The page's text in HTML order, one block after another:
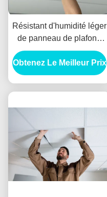
Résistant d'humidité léger
de panneau de plafond
de gypse de PVC pour la
bibliothèque d'hôtel
Obtenez Le Meilleur Prix